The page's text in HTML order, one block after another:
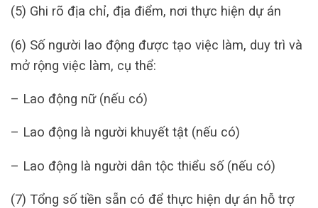
(5) Ghi rõ địa chỉ, địa điểm, nơi thực hiện dự án
(6) Số người lao động được tạo việc làm, duy trì và
mở rộng việc làm, cụ thể:
– Lao động nữ (nếu có)
– Lao động là người khuyết tật (nếu có)
– Lao động là người dân tộc thiểu số (nếu có)
(7) Tổng số tiền sẵn có để thực hiện dự án hỗ trợ